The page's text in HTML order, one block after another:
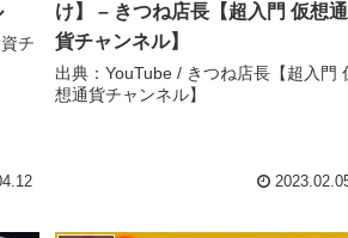
チ
け】 – きつね店長【超入門 仮想通
貨チャンネル】
出典：YouTube / きつね店長【超入門
想通貨チャンネル】